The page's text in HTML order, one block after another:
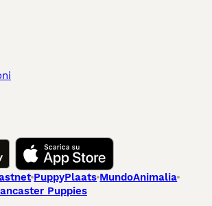
PuppyPlaats MundoAnimalia
Puppies